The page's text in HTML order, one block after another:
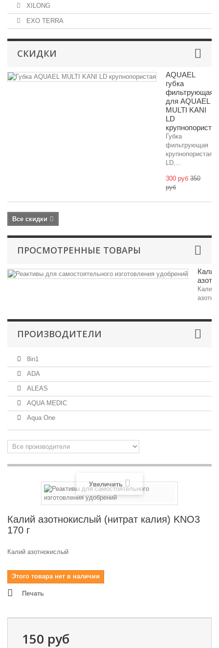
XILONG
EXO TERRA
СКИДКИ
AQUAEL
губка
фильтрующая
для AQUAEL
MULTI KANI
LD
крупнопористая
Губка
фильтрующая
крупнопористая
LD,...
300 руб 350
руб
Все скидки
ПРОСМОТРЕННЫЕ ТОВАРЫ
Калий
Калий
ПРОИЗВОДИТЕЛИ
8in1
ADA
ALEAS
AQUA MEDIC
Aqua One
Увеличить
Калий азотнокислый (нитрат калия) KNO3
170 г
Калий азотнокислый
Этого товара нет в наличии
Печать
150 руб